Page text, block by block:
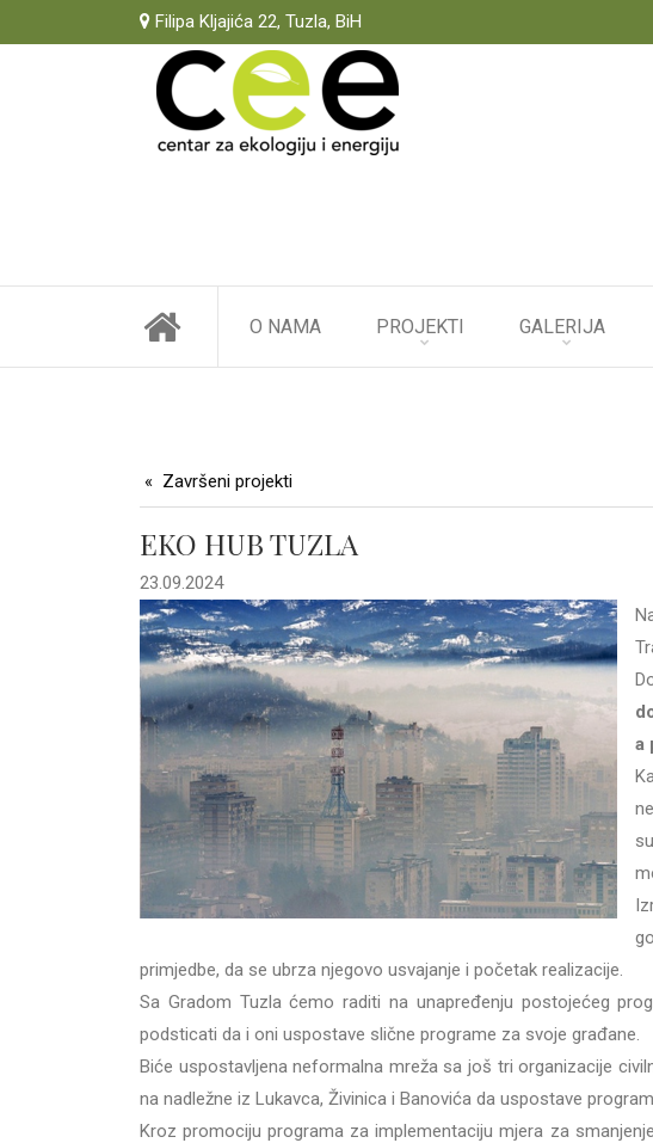
Filipa Kljajića 22, Tuzla, BiH
O NAMA PROJEKTI GALERIJA
Završeni projekti
EKO HUB TUZLA
23.09.2024
a
primjedbe, da se ubrza njegovo usvajanje i početak realizacije.
Sa Gradom Tuzla ćemo raditi na unapređenju postojećeg
podsticati da i oni uspostave slične programe za svoje građane.
Biće uspostavljena neformalna mreža sa još tri organizacije
na nadležne iz Lukavca, Živinica i Banovića da uspostave
Kroz promociju programa za implementaciju mjera za